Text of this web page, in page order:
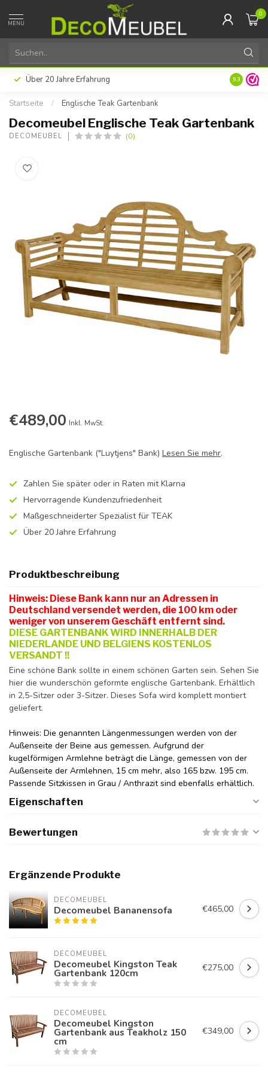
MENU
0
Über 20 Jahre Erfahrung 9.3
Startseite / Englische Teak Gartenbank
Decomeubel Englische Teak Gartenbank
DECOMEUBEL (0)
€489,00 Inkl. MwSt.
Englische Gartenbank ("Luytjens" Bank) Lesen Sie mehr.
Zahlen Sie später oder in Raten mit Klarna
Hervorragende Kundenzufriedenheit
Maßgeschneiderter Spezialist für TEAK
Über 20 Jahre Erfahrung
Produktbeschreibung
Hinweis: Diese Bank kann nur an Adressen in
Deutschland versendet werden, die 100 km oder
weniger von unserem Geschäft entfernt sind.
DIESE GARTENBANK WIRD INNERHALB DER
NIEDERLANDE UND BELGIENS KOSTENLOS
VERSANDT !!
Eine schöne Bank sollte in einem schönen Garten sein. Sehen Sie
hier die wunderschön geformte englische Gartenbank. Erhältlich
in 2,5-Sitzer oder 3-Sitzer. Dieses Sofa wird komplett montiert
geliefert.
Hinweis: Die genannten Längenmessungen werden von der
Außenseite der Beine aus gemessen. Aufgrund der
kugelförmigen Armlehne beträgt die Länge, gemessen von der
Außenseite der Armlehnen, 15 cm mehr, also 165 bzw. 195 cm.
Passende Sitzkissen in Grau / Anthrazit sind ebenfalls erhältlich.
Eigenschaften
Bewertungen
Ergänzende Produkte
DECOMEUBEL
Decomeubel Bananensofa €465,00
DECOMEUBEL
Decomeubel Kingston Teak
Gartenbank 120cm €275,00
DECOMEUBEL
Decomeubel Kingston
Gartenbank aus Teakholz 150
cm
€349,00